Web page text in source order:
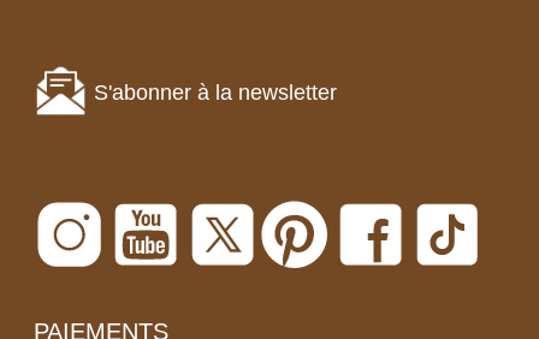
S'abonner à la newsletter
PAIEMENTS